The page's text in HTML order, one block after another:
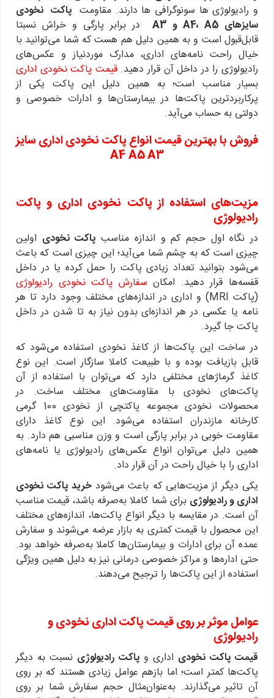
و رادیولوژی ها سونوگرافی ها دارند. مقاومت پاکت‌ نخودی
سایزهای A4، A5 و A3
در برابر پارگی و خراش نسبتا
قابل‌قبول است و به همین دلیل هم هست که شما می‌توانید با
خیال راحت نامه‌های اداری، مدارک موردنیاز و عکس‌های
رادیولوژی را در داخل آن قرار دهید.قیمت پاکت نخودی اداری
بسیار مناسب است؛ به همین دلیل این پاکت یکی از
پرکاربردترین پاکت‌ها در بیمارستان‌ها و ادارات خصوصی و
دولتی به حساب می‌آید.
فروش با بهترین قیمت انواع پاکت نخودی اداری سایز
A4 A5 A3
مزیت‌های استفاده از پاکت نخودی اداری و پاکت
رادیولوژی
در نگاه اول حجم کم و اندازه مناسب پاکت نخودی اولین
چیزی است که به چشم شما می‌آید؛ این چیزی است که باعث
می‌شود بتوانید تعداد زیادی پاکت را حمل کرده یا در داخل
قفسه‌ها قرار دهید. امکان سفارش پاکت نخودی رادیولوژی
(پاکت MRI) و اداری در اندازه‌های مختلف وجود دارد تا هر
نامه یا عکسی در هر اندازه‌ای بدون نیاز به تا شدن در داخل
پاکت جا گیرد.
در ساخت این پاکت‌ها از کاغذ نخودی استفاده می‌شود که
قابل بازیافت بوده و با طبیعت کاملا سازگار است. این نوع
کاغذ گرماژهای مختلفی دارد که می‌توان با استفاده از آن
پاکت‌های نخودی با مقاومت‌های مختلف ساخت. در
محصولات نخودی مجموعه پاکتچی از نخودی 100 گرمی
کارخانه مازندران استفاده می‌شود. این نوع کاغذ دارای
مقاومت خوبی در برابر پارگی است و وزن مناسبی هم دارد. به
همین دلیل می‌توان انواع عکس‌های رادیولوژی یا نامه‌های
اداری را با خیال راحت در آن قرار داد.
یکی دیگر از مزیت‌هایی که باعث می‌شودخرید پاکت نخودی
اداری و رادیولوژی برای شما کاملا به‌صرفه باشد، قیمت مناسب
آن است. در مقایسه با دیگر انواع پاکت‌ها، اندازه‌های مختلف
این محصول با قیمت کمتری به بازار عرضه می‌شوند و سفارش
عمده آن برای ادارات و بیمارستان‌ها کاملا به‌صرفه خواهد بود.
حتی اداره‌ها و مراکز خصوصی درمانی نیز به دلیل همین ویژگی
استفاده از این پاکت‌ها را ترجیح می‌دهند.
عوامل موثر بر رویقیمت پاکت اداری نخودی و
رادیولوژی
قیمت پاکت نخودی اداری و پاکت رادیولوژی نسبت به دیگر
پاکت‌ها کمتر است؛ اما بازهم عوامل زیادی هستند که بر روی
آن تاثیر می‌گذارند. به‌عنوان‌مثال حجم سفارش شما بر روی